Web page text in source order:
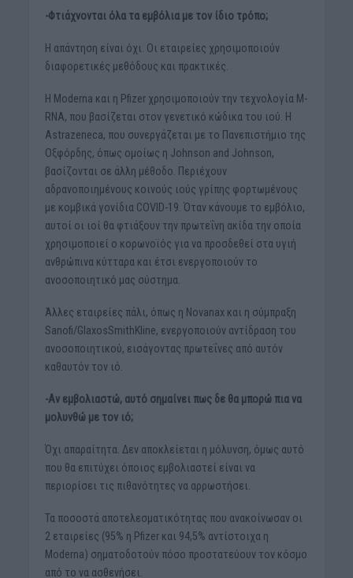
-Φτιάχνονται όλα τα εμβόλια με τον ίδιο τρόπο;
Η απάντηση είναι όχι. Οι εταιρείες χρησιμοποιούν
διαφορετικές μεθόδους και πρακτικές.
Η Moderna και η Pfizer χρησιμοποιούν την τεχνολογία M-
RNA, που βασίζεται στον γενετικό κώδικα του ιού. Η
Astrazeneca, που συνεργάζεται με το Πανεπιστήμιο της
Οξφόρδης, όπως ομοίως η Johnson and Johnson,
βασίζονται σε άλλη μέθοδο. Περιέχουν
αδρανοποιημένους κοινούς ιούς γρίπης φορτωμένους
με κομβικά γονίδια COVID-19. Όταν κάνουμε το εμβόλιο,
αυτοί οι ιοί θα φτιάξουν την πρωτεΐνη ακίδα την οποία
χρησιμοποιεί ο κορωνοϊός για να προσδεθεί στα υγιή
ανθρώπινα κύτταρα και έτσι ενεργοποιούν το
ανοσοποιητικό μας σύστημα.
Άλλες εταιρείες πάλι, όπως η Novanax και η σύμπραξη
Sanofi/GlaxosSmithKline, ενεργοποιούν αντίδραση του
ανοσοποιητικού, εισάγοντας πρωτεΐνες από αυτόν
καθαυτόν τον ιό.
-Αν εμβολιαστώ, αυτό σημαίνει πως δε θα μπορώ πια να
μολυνθώ με τον ιό;
Όχι απαραίτητα. Δεν αποκλείεται η μόλυνση, όμως αυτό
που θα επιτύχει όποιος εμβολιαστεί είναι να
περιορίσει τις πιθανότητες να αρρωστήσει.
Τα ποσοστά αποτελεσματικότητας που ανακοίνωσαν οι
2 εταιρείες (95% η Pfizer και 94,5% αντίστοιχα η
Moderna) σηματοδοτούν πόσο προστατεύουν τον κόσμο
από το να ασθενήσει.